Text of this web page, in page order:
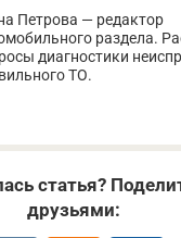
Петрова — редактор
раздела.
диагностики
ТО.
статья?
друзьями: